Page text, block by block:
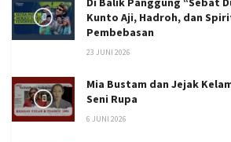
Kunto Aji, Hadroh, dan
Pembebasan
23 JUNI 2026
Mia Bustam dan Jejak
Seni Rupa
6 JUNI 2026